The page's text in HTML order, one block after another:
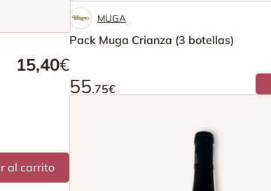
15,40€
al carrito
MUGA
Pack Muga Crianza (3 botellas)
55.75€